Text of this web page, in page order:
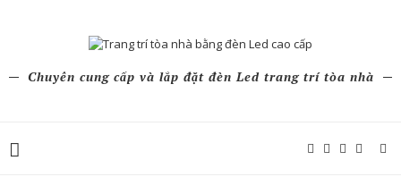
Chuyên cung cấp và lắp đặt đèn Led trang trí tòa nhà